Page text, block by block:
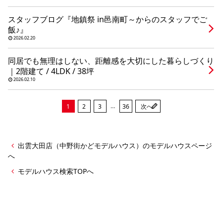
スタッフブログ『地鎮祭 in邑南町～からのスタッフでご
飯♪』
2026.02.20
同居でも無理はしない、距離感を大切にした暮らしづくり
｜2階建て / 4LDK / 38坪
2026.02.10
1 2 3 … 36 次へ
出雲大田店（中野街かどモデルハウス）のモデルハウスページ
へ
モデルハウス検索TOPへ